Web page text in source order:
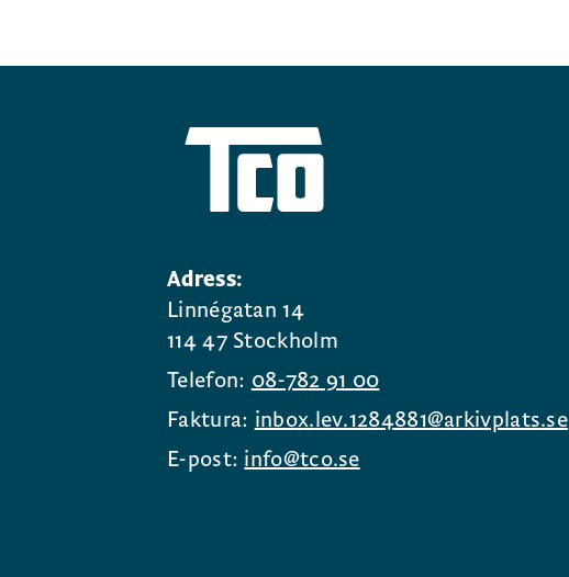
Adress:
Linnégatan 14
114 47 Stockholm
Telefon: 08-782 91 00
Faktura: inbox.lev.1284881@arkivplats.se
E-post: info@tco.se